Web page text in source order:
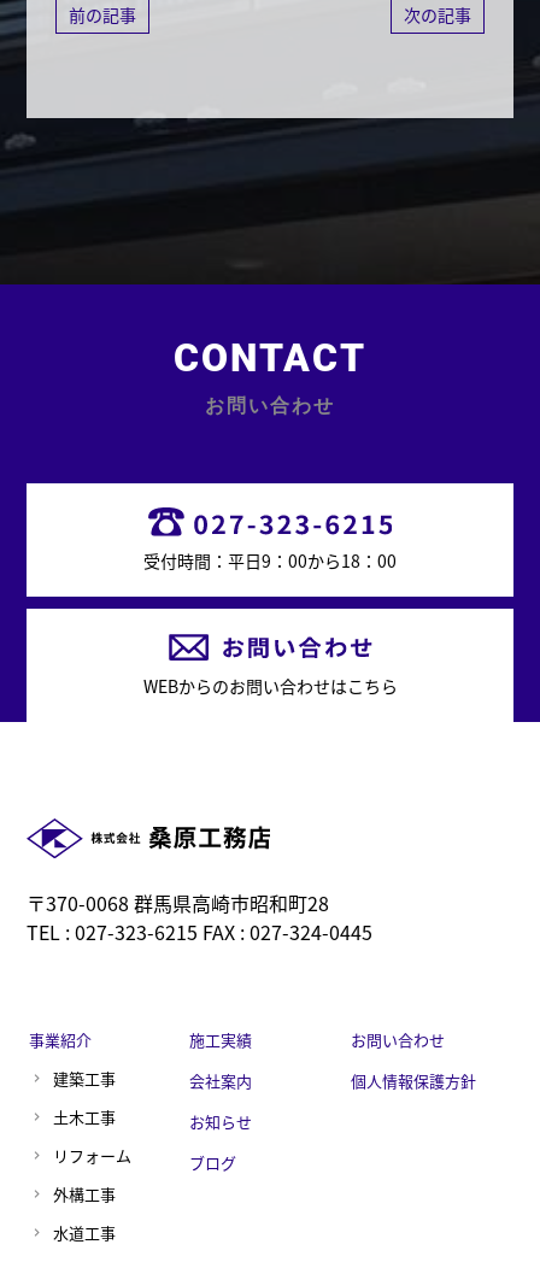
前の記事 次の記事
CONTACT
お問い合わせ
受付時間：平日9：00から18：00
WEBからのお問い合わせはこちら
〒370-0068 群馬県高崎市昭和町28
TEL : 027-323-6215 FAX : 027-324-0445
事業紹介
建築工事
土木工事
リフォーム
外構工事
水道工事
施工実績
会社案内
お知らせ
ブログ
お問い合わせ
個人情報保護方針